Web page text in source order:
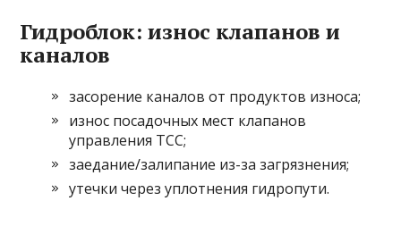
Гидроблок: износ клапанов и
каналов
засорение каналов от продуктов износа;
износ посадочных мест клапанов
управления TCC;
заедание/залипание из-за загрязнения;
утечки через уплотнения гидропути.